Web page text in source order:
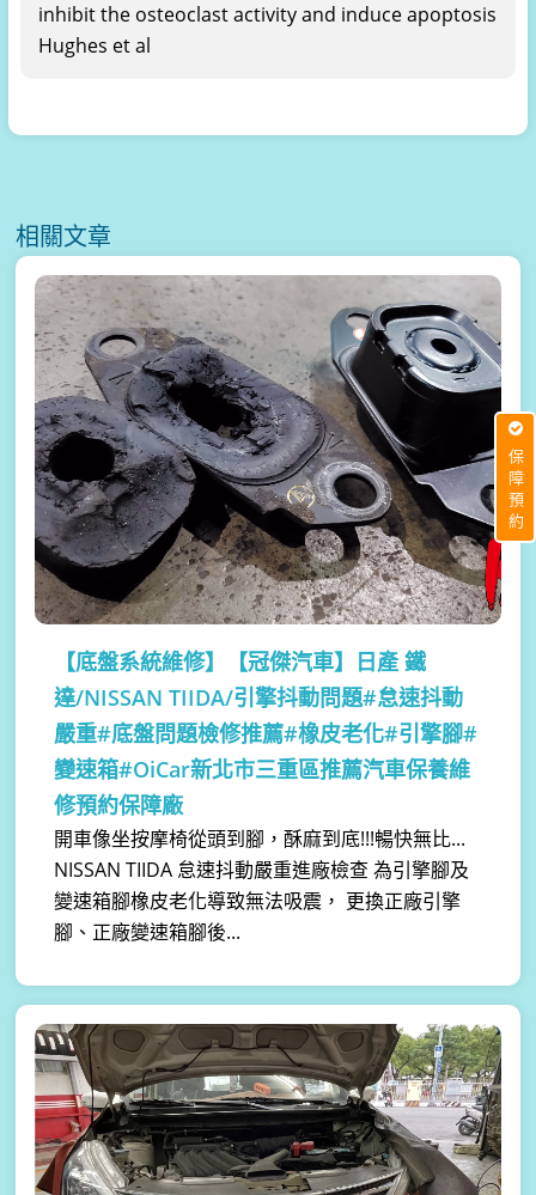
inhibit the osteoclast activity and induce apoptosis
Hughes et al
相關文章
【底盤系統維修】
【冠傑汽車】日產 鐵
達/NISSAN TIIDA/引擎抖動問題#怠速抖動
嚴重#底盤問題檢修推薦#橡皮老化#引擎腳#
變速箱#OiCar新北市三重區推薦汽車保養維
修預約保障廠
開車像坐按摩椅從頭到腳，酥麻到底!!!暢快無比...
NISSAN TIIDA 怠速抖動嚴重進廠檢查 為引擎腳及
變速箱腳橡皮老化導致無法吸震， 更換正廠引擎
腳、正廠變速箱腳後...
保障預約